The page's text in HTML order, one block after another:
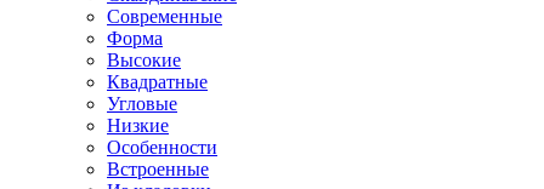
Современные
Форма
Высокие
Квадратные
Угловые
Низкие
Особенности
Встроенные